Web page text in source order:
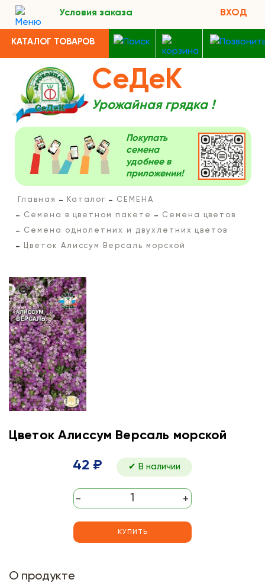
Условия заказа ВХОД
КАТАЛОГ ТОВАРОВ
СеДеК
Урожайная грядка !
Покупать
семена
удобнее в
приложении!
Главная Каталог
СЕМЕНА
Семена в цветном пакете
Семена цветов
Семена однолетних и двухлетних цветов
Цветок Алиссум Версаль морской
Цветок Алиссум Версаль морской
42 ₽ ✔ В наличии
- +
КУПИТЬ
О продукте